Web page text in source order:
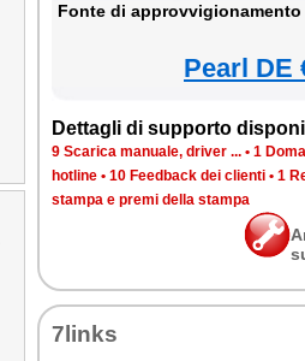
Fonte di
Pearl DE
Dettagli di supporto
9 Scarica manuale, driver ... • 1
hotline • 10 Feedback dei clienti • 1
stampa e premi della stampa
7links